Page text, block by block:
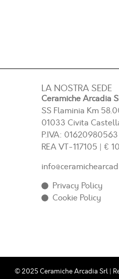
LA NOSTRA SEDE
Ceramiche Arcadia
SS Flaminia Km
01033 Civita
P.IVA: 01620980563
REAVT-117105 | €
Privacy Policy
Cookie Policy
© 2025 Ceramiche Arcadia Srl |